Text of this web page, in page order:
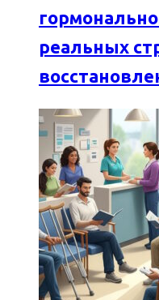
реальных